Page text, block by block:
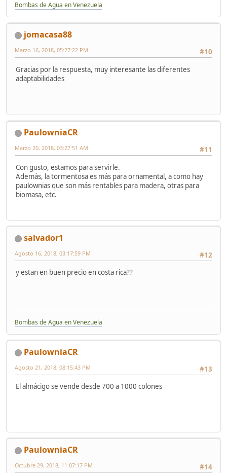
Bombas de Agua en Venezuela
jomacasa88
#10
Marzo 16, 2018, 05:27:22 PM
Gracias por la respuesta, muy interesante las diferentes
adaptabilidades
PaulowniaCR
#11
Marzo 20, 2018, 03:27:51 AM
Con gusto, estamos para servirle.
Además, la tormentosa es más para ornamental, a como hay
paulownias que son más rentables para madera, otras para
biomasa, etc.
salvador1
#12
Agosto 16, 2018, 03:17:59 PM
y estan en buen precio en costa rica??
Bombas de Agua en Venezuela
PaulowniaCR
#13
Agosto 21, 2018, 08:15:43 PM
El almácigo se vende desde 700 a 1000 colones
PaulowniaCR
#14
Octubre 29, 2018, 11:07:17 PM